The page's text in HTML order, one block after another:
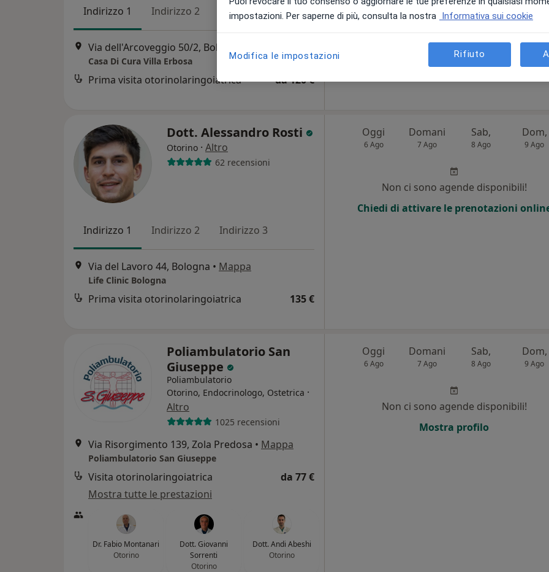
Indirizzo 1 Indirizzo 2 Indirizzo 3 Indirizzo 4 Indirizzo 5
Via dell'Arcoveggio 50/2, Bologna
Casa Di Cura Villa Erbosa
Prima visita otorinolaringoiatrica da 120 €
Dott. Alessandro Rosti
Otorino · Altro
62 recensioni
Indirizzo 1 Indirizzo 2 Indirizzo 3
Via del Lavoro 44, Bologna • Mappa
Life Clinic Bologna
Prima visita otorinolaringoiatrica 135 €
Oggi
6 Ago
Domani
7 Ago
Sab,
8 Ago
Dom,
9 Ago
Non ci sono agende disponibili!
Chiedi di attivare le prenotazioni
Poliambulatorio San
Giuseppe
Poliambulatorio
Otorino, Endocrinologo, Ostetrica ·
Altro
1025 recensioni
Via Risorgimento 139, Zola Predosa • Mappa
Poliambulatorio San Giuseppe
Visita otorinolaringoiatrica
da 77 €
Mostra tutte le prestazioni
Dr. Fabio Montanari
Otorino
Dott. Giovanni
Sorrenti
Otorino
Dott. Andi Abeshi
Otorino
Oggi
6 Ago
Domani
7 Ago
Sab,
8 Ago
Dom,
9 Ago
Non ci sono agende disponibili!
Mostra profilo
impostazioni. Per saperne di più, consulta la nostra Informativa sui cookie
Modifica le impostazioni Rifiuto